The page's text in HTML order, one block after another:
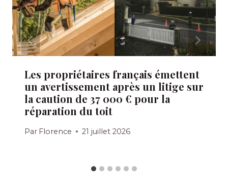
Les propriétaires français émettent
un avertissement après un litige sur
la caution de 37 000 € pour la
réparation du toit
Par Florence 21 juillet 2026